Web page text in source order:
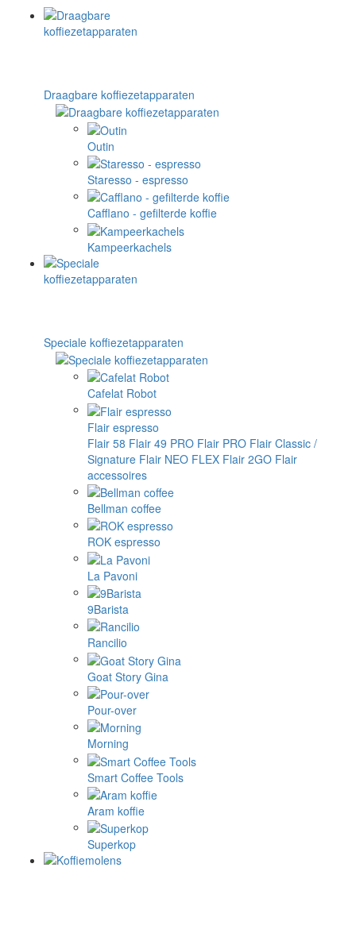
Draagbare koffiezetapparaten
Outin
Staresso - espresso
Cafflano - gefilterde koffie
Kampeerkachels
Speciale koffiezetapparaten
Cafelat Robot
Flair espresso
Flair 58 Flair 49 PRO Flair PRO Flair Classic /
Signature Flair NEO FLEX Flair 2GO Flair
accessoires
Bellman coffee
ROK espresso
La Pavoni
9Barista
Rancilio
Goat Story Gina
Pour-over
Morning
Smart Coffee Tools
Aram koffie
Superkop